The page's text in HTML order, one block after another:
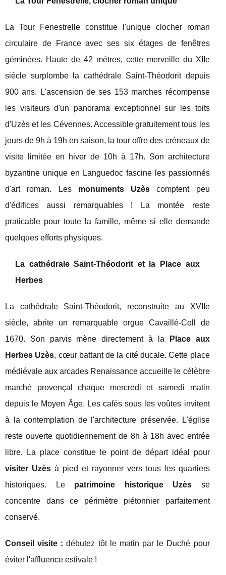
La Tour Fenestrelle constitue l'unique clocher roman
circulaire de France avec ses six étages de fenêtres
géminées. Haute de 42 mètres, cette merveille du XIIe
siècle surplombe la cathédrale Saint-Théodorit depuis
900 ans. L'ascension de ses 153 marches récompense
les visiteurs d'un panorama exceptionnel sur les toits
d'Uzès et les Cévennes. Accessible gratuitement tous les
jours de 9h à 19h en saison, la tour offre des créneaux de
visite limitée en hiver de 10h à 17h. Son architecture
byzantine unique en Languedoc fascine les passionnés
d'art roman. Les monuments Uzès comptent peu
d'édifices aussi remarquables ! La montée reste
praticable pour toute la famille, même si elle demande
quelques efforts physiques.
La cathédrale Saint-Théodorit et la Place aux
Herbes
La cathédrale Saint-Théodorit, reconstruite au XVIIe
siècle, abrite un remarquable orgue Cavaillé-Coll de
1670. Son parvis mène directement à la
Place aux
Herbes Uzès, cœur battant de la cité ducale. Cette place
médiévale aux arcades Renaissance accueille le célèbre
marché provençal chaque mercredi et samedi matin
depuis le Moyen Âge. Les cafés sous les voûtes invitent
à la contemplation de l'architecture préservée. L'église
reste ouverte quotidiennement de 8h à 18h avec entrée
libre. La place constitue le point de départ idéal pour
visiter Uzèsà pied et rayonner vers tous les quartiers
historiques. Le patrimoine historique Uzès se
concentre dans ce périmètre piétonnier parfaitement
conservé.
Conseil visite : débutez tôt le matin par le Duché pour
éviter l'affluence estivale !